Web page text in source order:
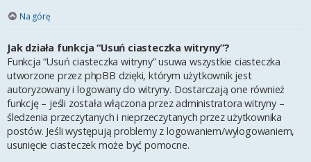
Na górę
Jak działa funkcja “Usuń ciasteczka witryny”?
Funkcja “Usuń ciasteczka witryny” usuwa wszystkie ciasteczka
utworzone przez phpBB dzięki, którym użytkownik jest
autoryzowany i logowany do witryny. Dostarczają one również
funkcję – jeśli została włączona przez administratora witryny –
śledzenia przeczytanych i nieprzeczytanych przez użytkownika
postów. Jeśli występują problemy z logowaniem/wylogowaniem,
usunięcie ciasteczek może być pomocne.